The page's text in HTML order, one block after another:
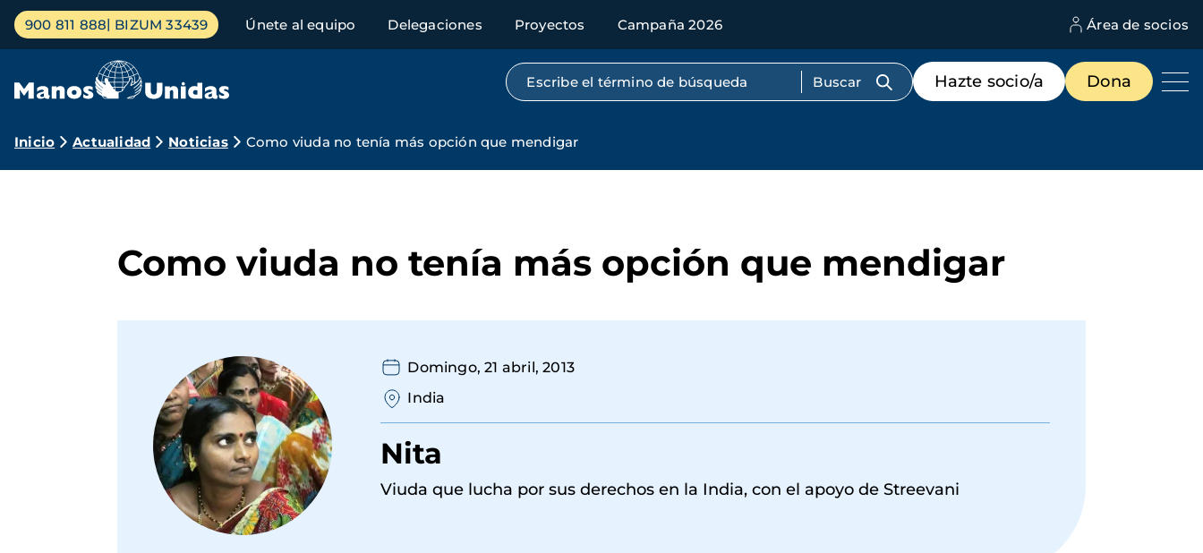
Pasar
contenido
Menú
principal
900 811 888 BIZUM 33439 Únete al equipo Delegaciones Proyectos Campaña 2026 Área de socios
Búsqueda por texto completo
Menú
de
destacados
Hazte socio/a Dona
Ruta
Inicio Actualidad Noticias Como viuda no tenía más opción que mendigar
Como viuda no tenía más opción que mendigar
Domingo, 21 abril, 2013
India
Nita
Viuda que lucha por sus derechos en la India, con el apoyo de Streevani